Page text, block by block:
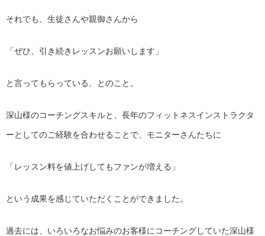
それでも、生徒さんや親御さんから
「ぜひ、引き続きレッスンお願いします」
と言ってもらっている、とのこと。
深山様のコーチングスキルと、 長年のフィットネスインストラクタ
ーとしてのご経験を合わせるこ とで、モニターさんたちに
「レッスン料を値上げしてもファンが増える」
という成果を感じていただくことができました。
過去には、 いろいろなお悩みのお客様にコーチングしていた深山様